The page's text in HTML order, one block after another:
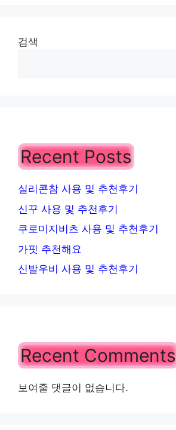
검색
Recent Posts
실리콘참 사용 및 추천후기
신꾸 사용 및 추천후기
쿠로미지비츠 사용 및 추천후기
가핏 추천해요
신발우비 사용 및 추천후기
Recent Comments
보여줄 댓글이 없습니다.